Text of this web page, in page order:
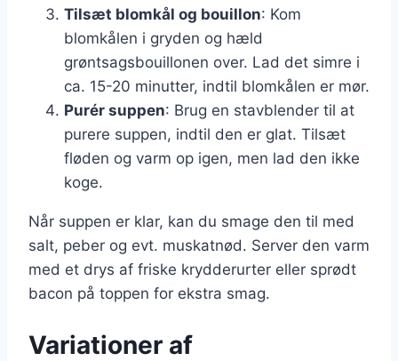
Tilsæt blomkål og bouillon: Kom
blomkålen i gryden og hæld
grøntsagsbouillonen over. Lad det simre i
ca. 15-20 minutter, indtil blomkålen er mør.
Purér suppen: Brug en stavblender til at
purere suppen, indtil den er glat. Tilsæt
fløden og varm op igen, men lad den ikke
koge.
Når suppen er klar, kan du smage den til med
salt, peber og evt. muskatnød. Server den varm
med et drys af friske krydderurter eller sprødt
bacon på toppen for ekstra smag.
Variationer af